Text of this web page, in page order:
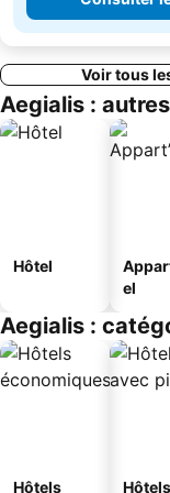
Voir tous
Aegialis :
Hôtel
el
Aegialis :
Hôtels Hôtels